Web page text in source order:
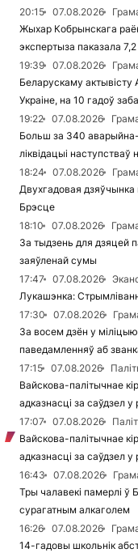
20:15
07.08.2026
Жыхар Кобрынскага
экспертыза паказала
19:39
07.08.2026
Беларускаму
Украіне, на 10 гадоў
19:22
07.08.2026
Больш за 340
ліквідацыі
18:24
07.08.2026
Двухгадовая дзяўчынка
Брэсце
18:10
07.08.2026
За тыдзень для дзяцей
заяўленай сумы
17:47
07.08.2026
Лукашэнка:
17:30
07.08.2026
За восем дзён у
паведамленняў аб
17:15
07.08.2026
Вайскова-палітычнае
адказнасці за саўдзел
17:07
07.08.2026
Вайскова-палітычнае
адказнасці за саўдзел
16:43
07.08.2026
Тры чалавекі памерлі
сурагатным алкаголем
16:26
07.08.2026
14-гадовы школьнік